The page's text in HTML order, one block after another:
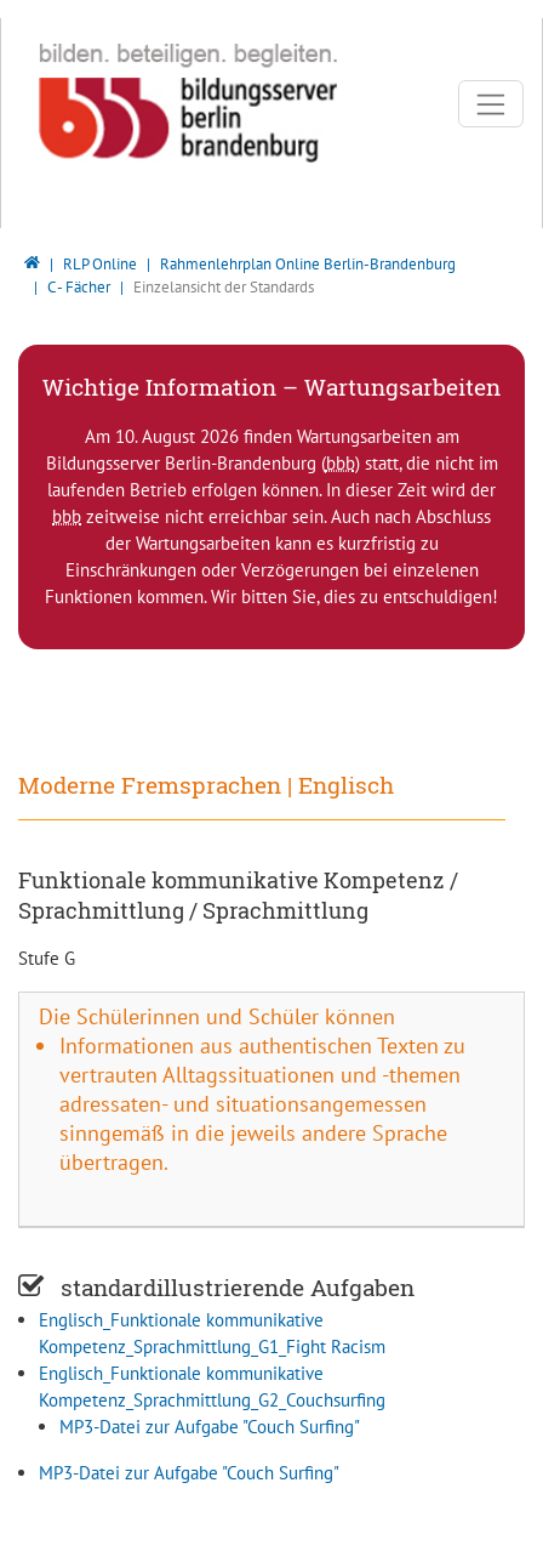
Bildungsserver Berlin - Brandenburg
RLP Online
Rahmenlehrplan Online Berlin-Brandenburg
C - Fächer
Einzelansicht der Standards
Wichtige Information – Wartungsarbeiten
Am 10. August 2026 finden Wartungsarbeiten am
Bildungsserver Berlin-Brandenburg (bbb) statt, die nicht im
laufenden Betrieb erfolgen können. In dieser Zeit wird der
bbb zeitweise nicht erreichbar sein. Auch nach Abschluss
der Wartungsarbeiten kann es kurzfristig zu
Einschränkungen oder Verzögerungen bei einzelenen
Funktionen kommen. Wir bitten Sie, dies zu entschuldigen!
Moderne Fremsprachen | Englisch
Funktionale kommunikative Kompetenz /
Sprachmittlung / Sprachmittlung
Stufe G
Die Schülerinnen und Schüler können
Informationen aus authentischen Texten zu
vertrauten Alltagssituationen und -themen
adressaten- und situationsangemessen
sinngemäß in die jeweils andere Sprache
übertragen.
standardillustrierende Aufgaben
Englisch_Funktionale kommunikative
Kompetenz_Sprachmittlung_G1_Fight Racism
Englisch_Funktionale kommunikative
Kompetenz_Sprachmittlung_G2_Couchsurfing
MP3-Datei zur Aufgabe "Couch Surfing"
MP3-Datei zur Aufgabe "Couch Surfing"